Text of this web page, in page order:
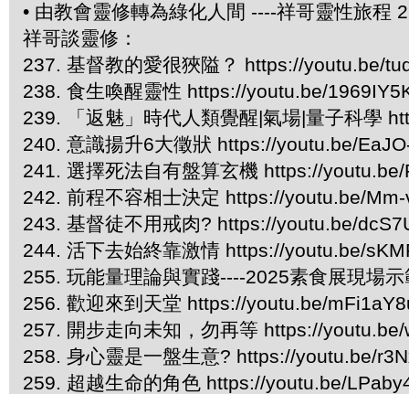
• 由教會靈修轉為綠化人間 ----祥哥靈性旅
祥哥談靈修：
237. 基督教的愛很狹隘？ https://youtu.be/
238. 食生喚醒靈性 https://youtu.be/
239. 「返魅」時代人類覺醒|氣場|量子科學
240. 意識揚升6大徵狀 https://youtu.be/
241. 選擇死法自有盤算玄機 https://
242. 前程不容相士決定 https://youtu.be/
243. 基督徒不用戒肉? https://youtu.be/
244. 活下去始終靠激情 https://youtu.be/
255. 玩能量理論與實踐----2025素食展現場
256. 歡迎來到天堂 https://youtu.be/
257. 開步走向未知，勿再等 https://
258. 身心靈是一盤生意? https://youtu.be/
259. 超越生命的角色 https://youtu.be/